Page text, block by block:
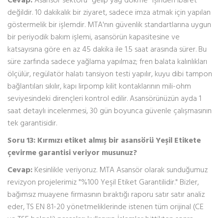
değildir. 10 dakikalık bir ziyaret, sadece imza atmak için yapılan
göstermelik bir işlemdir. MTA'nın güvenlik standartlarına uygun
bir periyodik bakım işlemi, asansörün kapasitesine ve
katsayısına göre en az 45 dakika ile 1.5 saat arasında sürer. Bu
süre zarfında sadece yağlama yapılmaz; fren balata kalınlıkları
ölçülür, regülatör halatı tansiyon testi yapılır, kuyu dibi tampon
bağlantıları sıkılır, kapı lirpomp kilit kontaklarının mili-ohm
seviyesindeki dirençleri kontrol edilir. Asansörünüzün ayda 1
saat detaylı incelenmesi, 30 gün boyunca güvenle çalışmasının
tek garantisidir.
Soru 13: Kırmızı etiket almış bir asansörü Yeşil Etikete
çevirme garantisi veriyor musunuz?
Cevap: Kesinlikle veriyoruz. MTA Asansör olarak sunduğumuz
revizyon projelerimiz "%100 Yeşil Etiket Garantilidir." Bizler,
bağımsız muayene firmasının bıraktığı raporu satır satır analiz
eder, TS EN 81-20 yönetmeliklerinde istenen tüm orijinal (CE